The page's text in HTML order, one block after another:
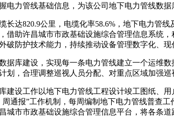
电力管线基础信息，为该公司地下电力管线数据
达820.9公里，电缆化率58.6%，地下电力管线
借助许昌城市市政基础设施综合管理信息系统
破防护技术能力，持续推动设备管理数字化、
库建设，实现每一条电力管线建立一个运维数
划，合理调整巡视人员分配、对重点区域加强
设工作以地下电力管线工程设计竣工图纸、用
通报”工作机制，每周编制地下电力管线普查
城市市政基础设施综合管理信息平台，将各条